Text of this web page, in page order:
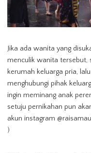
Jika ada wanita yang
menculik wanita tersebut,
kerumah keluarga pria,
menghubungi pihak
ingin meminang anak
setuju pernikahan pun
akun instagram
)